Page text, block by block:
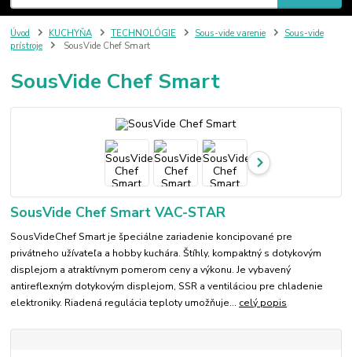
Úvod KUCHYŇA TECHNOLÓGIE Sous-vide varenie
Sous-vide
prístroje
SousVide Chef Smart
SousVide Chef Smart
SousVide Chef Smart VAC-STAR
SousVideChef Smart je špeciálne zariadenie koncipované pre
privátneho užívateľa a hobby kuchára. Štíhly, kompaktný s dotykovým
displejom a atraktívnym pomerom ceny a výkonu. Je vybavený
antireflexným dotykovým displejom, SSR a ventiláciou pre chladenie
elektroniky. Riadená regulácia teploty umožňuje... celý popis